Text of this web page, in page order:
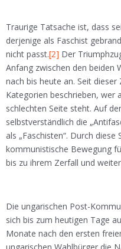
Traurige Tatsache ist, dass
derjenige als Faschist
nicht passt.[2] Der
Anfang zwischen den beiden
nach bis heute an. Seit
Kategorien beschrieben, wer
schlechten Seite steht. Auf
selbstverständlich die
als „Faschisten“. Durch
kommunistische Bewegung
bis zu ihrem Zerfall und
Die ungarischen Post-
sich bis zum heutigen Tage
Monate nach den ersten